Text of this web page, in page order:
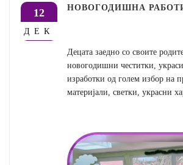
12
ДЕК
НОВОГОДИШНА
Децата заедно со своите
новогодишни честитки,
изработки од голем избор на
материјали, светки, украсни